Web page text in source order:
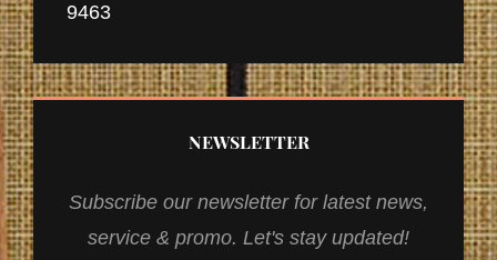
9463
NEWSLETTER
Subscribe our newsletter for latest news,
service & promo. Let's stay updated!